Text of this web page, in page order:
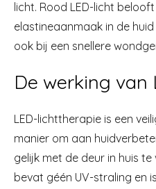
licht. Rood LED-licht
elastineaanmaak in de
ook bij een snellere
De werking van
LED-lichttherapie is een
manier om aan
gelijk met de deur in huis te
bevat géén UV-straling en